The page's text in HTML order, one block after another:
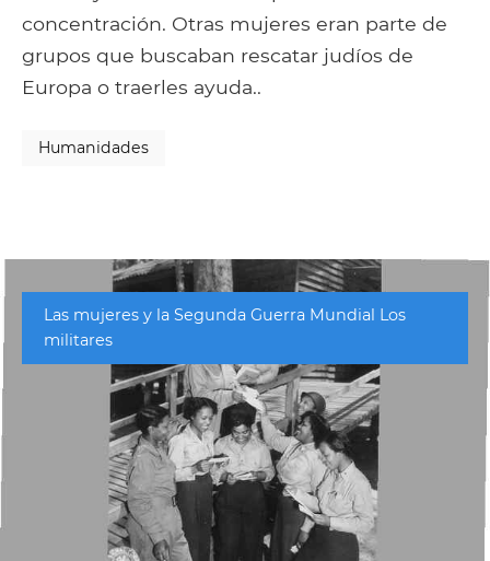
concentración. Otras mujeres eran parte de
grupos que buscaban rescatar judíos de
Europa o traerles ayuda..
Humanidades
Las mujeres y la Segunda Guerra Mundial Los
militares